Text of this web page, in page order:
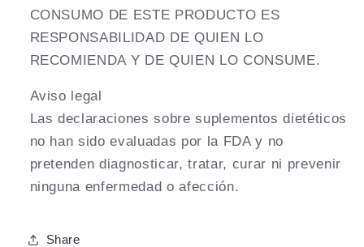
CONSUMO DE ESTE PRODUCTO ES
RESPONSABILIDAD DE QUIEN LO
RECOMIENDA Y DE QUIEN LO CONSUME.
Aviso legal
Las declaraciones sobre suplementos dietéticos
no han sido evaluadas por la FDA y no
pretenden diagnosticar, tratar, curar ni prevenir
ninguna enfermedad o afección.
Share